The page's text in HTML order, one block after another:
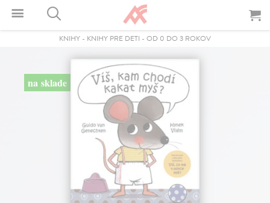
KNIHY - KNIHY PRE DETI - OD 0 DO 3 ROKOV
na sklade